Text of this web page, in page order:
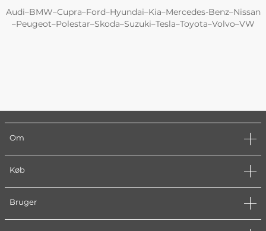
Audi–BMW–Cupra–Ford–Hyundai–Kia–Mercedes-Benz–Nissan
–Peugeot–Polestar–Skoda–Suzuki–Tesla–Toyota–Volvo–VW
Om
Køb
Bruger